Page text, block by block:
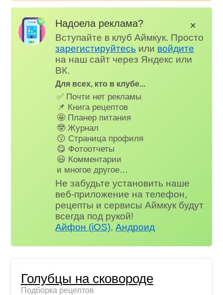
Надоела реклама?
Вступайте в клуб Аймкук. Просто
зарегистируйтесь или войдите
на наш сайт через Яндекс или
ВК.
Для всех, кто в клубе...
✅ Почти нет рекламы
📌 Книга рецептов
🤩 Планер питания
🤓 Журнал
😗 Страница профиля
😋 Фотоотчеты
😃 Комментарии
и многое другое…
Не забудьте установить наше
веб-приложение на телефон,
рецепты и сервисы Аймкук будут
всегда под рукой!
Айфон (iOS),Андроид
✕
Голубцы на сковороде
Подборка рецептов